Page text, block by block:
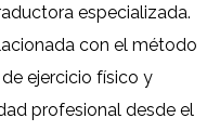
especializada.
con el método
ejercicio físico y
profesional desde el